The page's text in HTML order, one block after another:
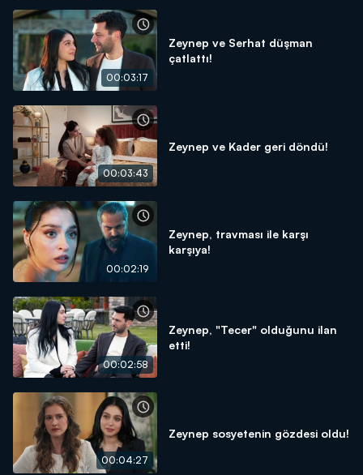
00:03:17
Zeynep ve Serhat düşman
çatlattı!
00:03:43
Zeynep ve Kader geri döndü!
00:02:19
Zeynep, travması ile karşı
karşıya!
00:02:58
Zeynep, "Tecer" olduğunu ilan
etti!
00:04:27
Zeynep sosyetenin gözdesi oldu!